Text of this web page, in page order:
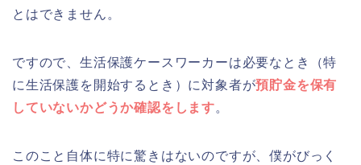
とはできません。
ですので、生活保護ケースワーカーは必要なとき（特
に生活保護を開始するとき）に対象者が預貯金を保有
していないかどうか確認をします。
このこと自体に特に驚きはないのですが、僕がびっく